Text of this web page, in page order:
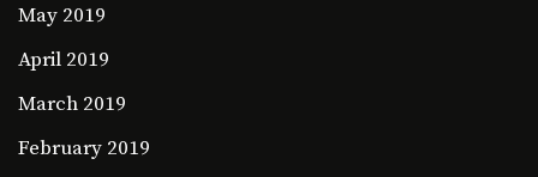
May 2019
April 2019
March 2019
February 2019